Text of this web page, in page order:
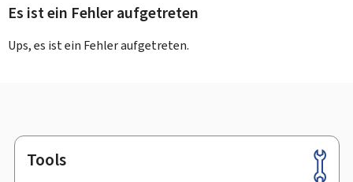
Es ist ein Fehler aufgetreten
Ups, es ist ein Fehler aufgetreten.
Footer
Tools